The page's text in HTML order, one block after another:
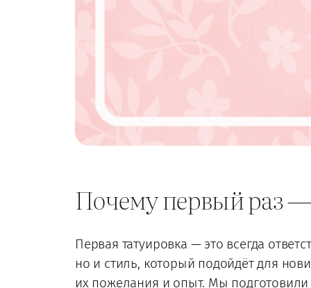
Почему первый раз —
Первая татуировка — это всегда
но и стиль, который подойдёт для
их пожелания и опыт. Мы подготовили